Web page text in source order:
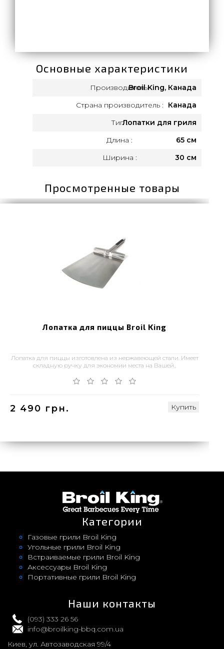
Основные характеристики
Производитель:Broil King, Канада
Страна производитель :
Канада
Тип :Лопатки для гриля
Длина :
65 см
Ширина :
30 см
Просмотренные товары
Лопатка для пиццы Broil King
Лопатка для пиццы изготовлена из нержавеющей стали. Имеет
складную ручку для экономии места на Вашей..
2 490 грн. Купить
Категории
Газовые грили Broil King
Угольные грили Broil King
Встраиваемые грили Broil King
Аксессуары Broil King
Портативные грили Broil King
Наши контакты
(093) 333 26 56
info@broilking-bbq.com.ua
Киев, ул. Автозаводская 99/4